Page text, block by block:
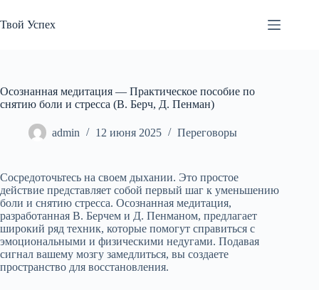
к
сути
Твой Успех
Осознанная медитация — Практическое пособие по
снятию боли и стресса (В. Берч, Д. Пенман)
admin 12 июня 2025 Переговоры
Сосредоточьтесь на своем дыхании. Это простое
действие представляет собой первый шаг к уменьшению
боли и снятию стресса. Осознанная медитация,
разработанная В. Берчем и Д. Пенманом, предлагает
широкий ряд техник, которые помогут справиться с
эмоциональными и физическими недугами. Подавая
сигнал вашему мозгу замедлиться, вы создаете
пространство для восстановления.